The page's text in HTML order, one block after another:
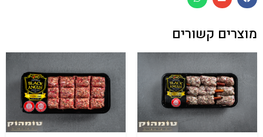
מוצרים קשורים